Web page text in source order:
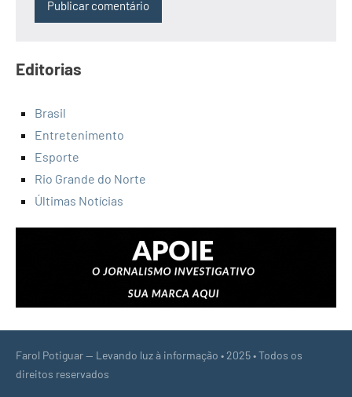
Editorias
Brasil
Entretenimento
Esporte
Rio Grande do Norte
Últimas Notícias
Farol Potiguar — Levando luz à informação • 2025 • Todos os
direitos reservados